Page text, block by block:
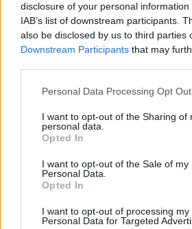
disclosure of your personal
IAB’s list of downstream participants.
also be disclosed by us to third parties
Downstream Participants that may
Please note that this website/app uses
not limited to your visit or usage
grant or deny consent to Google and
use your data for below specified
consent section.
Personal Data Processing Opt
I want to opt-out of the Sharing of
personal data.
Opted In
I want to opt-out of the Sale of my
Personal Data.
Opted In
I want to opt-out of processing my
Personal Data for Targeted
Innentől pedig hasonló
következik, tehát félreértések
forradalom eszméi miatt
nagyon távolnak kerülnek
hogy nagyobb a hangsúly a
jellegzetességeinek
főszereplő sorsán. Sok az
számomra ebben a filmben, akik
ben a Berné testvérek
nem voltam kíváncsi a „talált
mostohagyermekeire.